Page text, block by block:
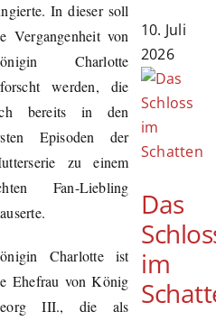
In dieser soll
Vergangenheit von
Charlotte
werden, die
bereits in den
Episoden der
zu einem
Fan-Liebling
Charlotte ist
Ehefrau von König
III., die als
10. Juli
2026
Das
im